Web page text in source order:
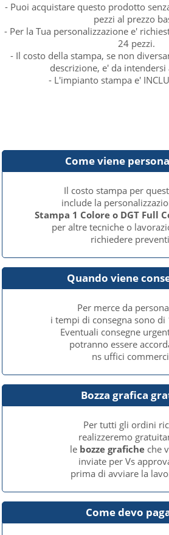
- Puoi acquistare questo prodotto
pezzi al prezzo
- Per la Tua personalizzazione e'
24 pezzi.
- Il costo della stampa, se non
descrizione, e' da
- L'impianto stampa e'
Come viene
Il costo stampa per
include la
Stampa 1 Colore o DGT Full
per altre tecniche o
richiedere
Quando viene
Per merce da
i tempi di consegna sono
Eventuali consegne
potranno essere
ns uffici
Bozza grafica
Per tutti gli ordini
realizzeremo
le bozze grafiche che
inviate per Vs
prima di avviare la
Come devo